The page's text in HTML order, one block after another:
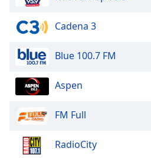
Beginning
dialog
window.
cancel
close
window.
Cadena 3
Blue 100.7 FM
Aspen
FM Full
RadioCity